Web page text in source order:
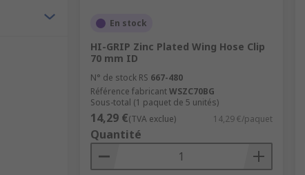
En stock
HI-GRIP Zinc Plated Wing Hose Clip
70 mm ID
N° de stock RS 667-480
Référence fabricantWSZC70BG
Sous-total (1 paquet de 5 unités)
14,29 €(TVA exclue) 14,29 €/paquet
Quantité